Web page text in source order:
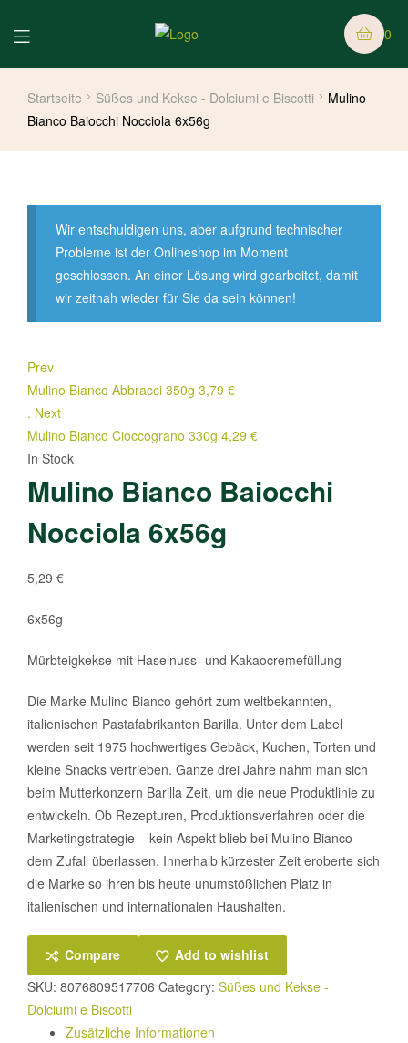
0
Startseite Süßes und Kekse - Dolciumi e Biscotti
Mulino
Bianco Baiocchi Nocciola 6x56g
Wir entschuldigen uns, aber aufgrund technischer
Probleme ist der Onlineshop im Moment
geschlossen. An einer Lösung wird gearbeitet, damit
wir zeitnah wieder für Sie da sein können!
Prev
Mulino Bianco Abbracci 350g 3,79 €
. Next
Mulino Bianco Cioccograno 330g 4,29 €
In Stock
Mulino Bianco Baiocchi
Nocciola 6x56g
5,29 €
6x56g
Mürbteigkekse mit Haselnuss- und Kakaocremefüllung
Die Marke Mulino Bianco gehört zum weltbekannten,
italienischen Pastafabrikanten Barilla. Unter dem Label
werden seit 1975 hochwertiges Gebäck, Kuchen, Torten und
kleine Snacks vertrieben. Ganze drei Jahre nahm man sich
beim Mutterkonzern Barilla Zeit, um die neue Produktlinie zu
entwickeln. Ob Rezepturen, Produktionsverfahren oder die
Marketingstrategie – kein Aspekt blieb bei Mulino Bianco
dem Zufall überlassen. Innerhalb kürzester Zeit eroberte sich
die Marke so ihren bis heute unumstößlichen Platz in
italienischen und internationalen Haushalten.
Compare
Add to wishlist
SKU: 8076809517706 Category: Süßes und Kekse -
Dolciumi e Biscotti
Zusätzliche Informationen